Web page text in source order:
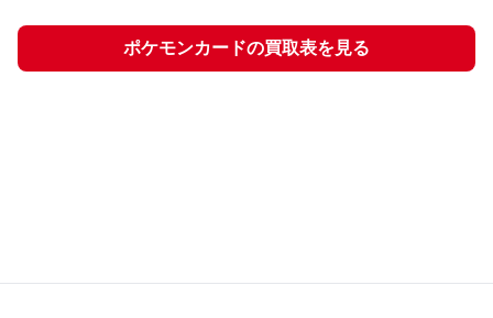
ポケモンカードの買取表を見る